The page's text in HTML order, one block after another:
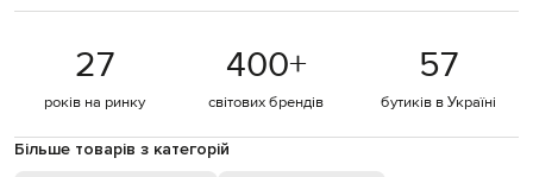
27
років на ринку
400+
світових брендів
57
бутиків в Україні
Більше товарів з категорій